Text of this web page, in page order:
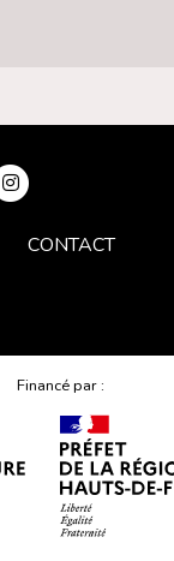
CONTACT
Financé par :